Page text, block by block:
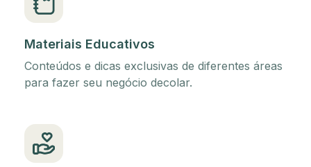
Materiais Educativos
Conteúdos e dicas exclusivas de diferentes áreas
para fazer seu negócio decolar.